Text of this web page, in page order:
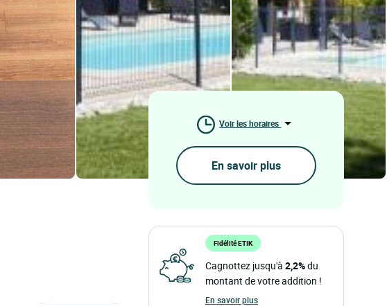
Voir les horaires
En savoir plus
Fidélité ETIK
Cagnottez jusqu'à 2,2%du
montant de votre addition !
En savoir plus